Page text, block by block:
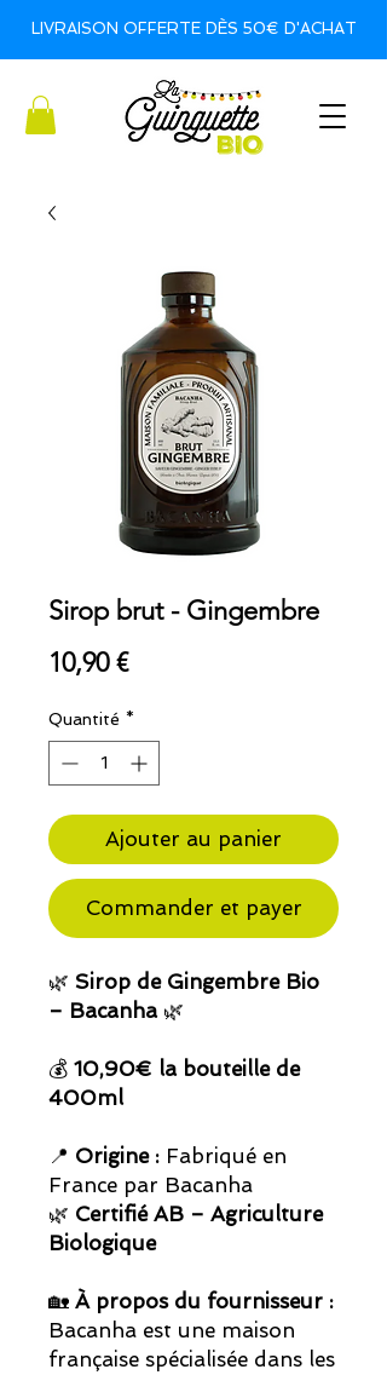
LIVRAISON OFFERTE DÈS 50€ D'ACHAT
Sirop brut - Gingembre
10,90 €Prix
Quantité *
Ajouter au panier
Commander et payer
🌿 Sirop de Gingembre Bio
– Bacanha🌿
💰 10,90€ la bouteille de
400ml
📍 Origine : Fabriqué en
France par Bacanha
🌿 Certifié AB – Agriculture
Biologique
🏡 À propos du fournisseur :
Bacanha est une maison
française spécialisée dans les